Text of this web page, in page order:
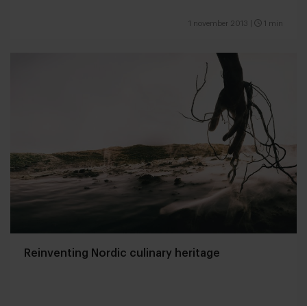
1 november 2013 1 min
Reinventing Nordic culinary heritage